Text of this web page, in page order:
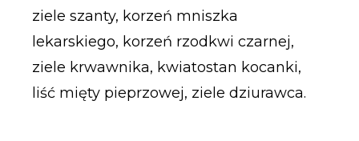
ziele szanty, korzeń mniszka
lekarskiego, korzeń rzodkwi czarnej,
ziele krwawnika, kwiatostan kocanki,
liść mięty pieprzowej, ziele dziurawca.